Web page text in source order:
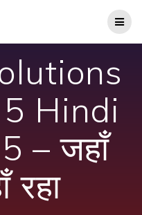
Hindi
– जहाँ
रहा